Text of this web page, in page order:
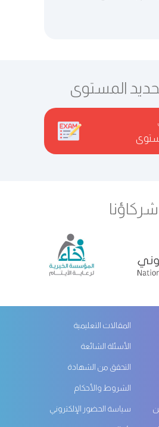
تحديد المستوى
شركاؤنا
المقالات التعليمية
الأسئلة الشائعة
التحقق من الشهادة
الشروط والأحكام
سياسة الحضور الإلكتروني